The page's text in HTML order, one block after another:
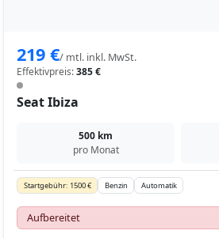
219 €/ mtl. inkl. MwSt.
Effektivpreis:385 €
Seat Ibiza
500 km
pro Monat
Startgebühr: 1500 € Benzin Automatik
Aufbereitet